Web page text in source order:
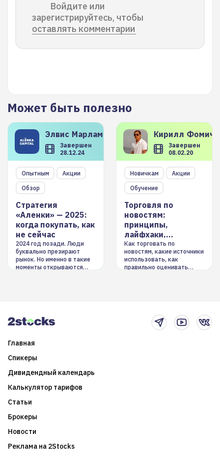
Войдите или
зарегистрируйтесь, чтобы
оставлять комментарии
Может быть полезно
Элвис Марламов
Завершен
28.12.24
Опытным
Акции
Обзор
Стратегия
«Аленки» — 2025:
когда покупать, как
не сейчас
2024 год позади. Люди
буквально презирают
рынок. Но именно в такие
моменты открываются
Кирилл
Завершен
08.02.20
Новичкам
Акции
Обучение
Торговля по
новостям:
принципы,
лайфхаки,
инструменты
Как торговать по
новостям, какие источники
использовать, как
правильно оценивать
Главная
Спикеры
Дивидендный календарь
Калькулятор тарифов
Статьи
Брокеры
Новости
Реклама на 2Stocks